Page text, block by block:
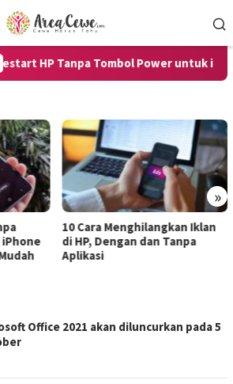
HP Tanpa Tombol Power untuk iPhone
»
10 Cara Menghilangkan Iklan
di HP, Dengan dan Tanpa
Aplikasi
Office 2021 akan diluncurkan pada 5